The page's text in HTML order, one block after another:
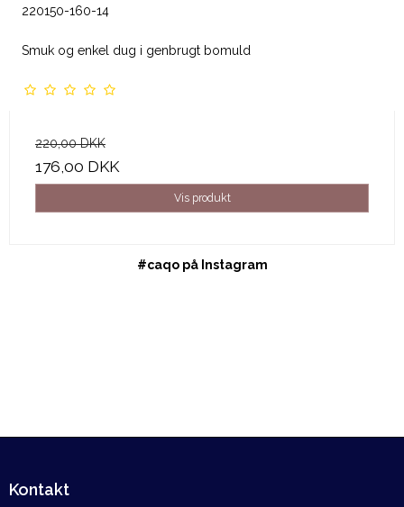
220150-160-14
Smuk og enkel dug i genbrugt bomuld
220,00 DKK
176,00 DKK
Vis produkt
#caqo på Instagram
Kontakt